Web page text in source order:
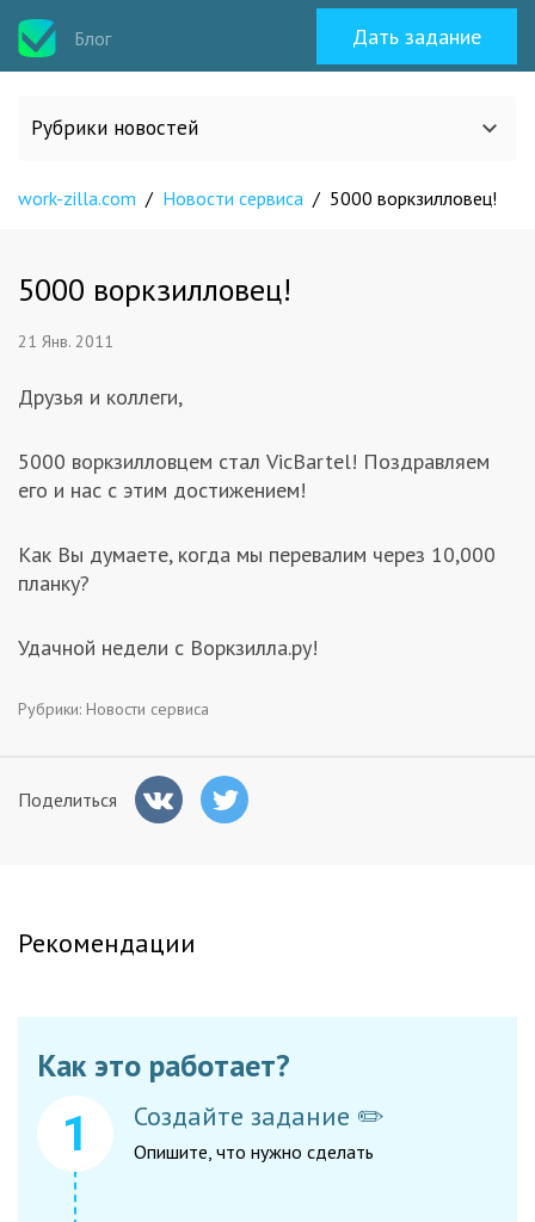
Блог Дать задание
Рубрики новостей
Все статьи
Кейсы
Исполнителям
Заказчикам
Полезное
Гости
work-zilla.com / Новости сервиса / 5000 воркзилловец!
5000 воркзилловец!
21 Янв. 2011
Друзья и коллеги,
5000 воркзилловцем стал VicBartel! Поздравляем
его и нас с этим достижением!
Как Вы думаете, когда мы перевалим через 10,000
планку?
Удачной недели с Воркзилла.ру!
Рубрики: Новости сервиса
Поделиться
Рекомендации
Как это работает?
Создайте задание ✏️
Опишите, что нужно сделать